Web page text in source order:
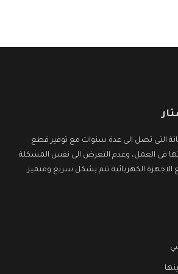
التى تصل الى عدة سنوات مع توفير قطع
فى العمل، وعدم التعرض الى نفس المشكلة
الاجهزة الكهربائية تتم بشكل سريع ومتميز.